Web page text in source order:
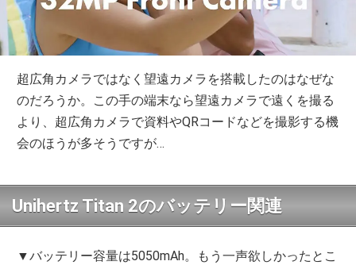
超広角カメラではなく望遠カメラを搭載したのはなぜな
のだろうか。この手の端末なら望遠カメラで遠くを撮る
より、超広角カメラで資料やQRコードなどを撮影する機
会のほうが多そうですが…
Unihertz Titan 2のバッテリー関連
▼バッテリー容量は5050mAh。もう一声欲しかったとこ